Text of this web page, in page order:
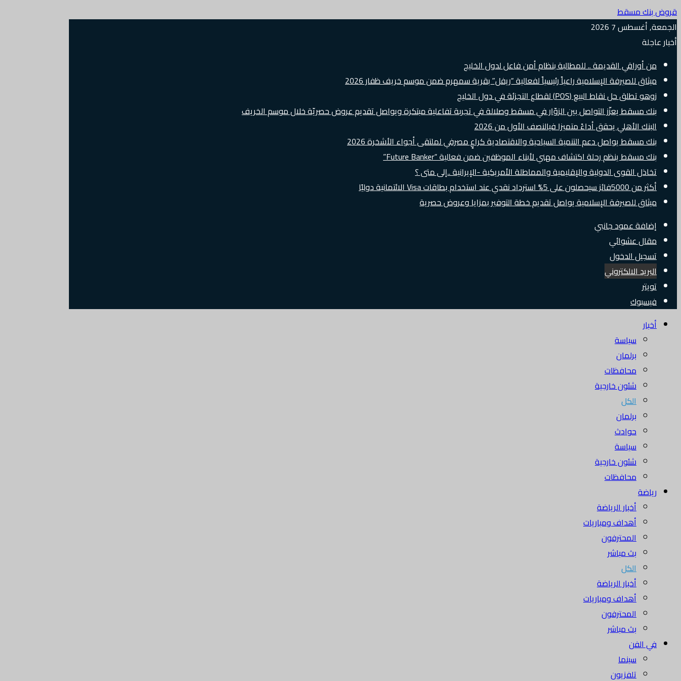
قروض بنك مسقط
الجمعة, أغسطس 7 2026
أخبار عاجلة
من أوراقي القديمة .. للمطالبة بنظام أمن فاعل لدول الخليج
ميثاق للصيرفة الإسلامية راعياً رئيسياً لفعالية “ريفل” بقرية سمهرم ضمن موسم خريف ظفار 2026
زوهو تطلق حل نقاط البيع (POS) لقطاع التجزئة في دول الخليج
بنك مسقط يعزّز التواصل بين الزوّار في مسقط وصلالة في تجربة تفاعلية مبتكرة ويواصل تقديم عروض حصريّة خلال موسم الخريف
البنك الأهلي يحقق أداءً متميزا فيالنصف الأول من 2026
بنك مسقط يواصل دعم التنمية السياحية والاقتصادية كراعٍ مصرفي لملتقى أجواء الأشخرة 2026
بنك مسقط ينظم رحلة اكتشاف مهني لأبناء الموظفين ضمن فعالية “Future Banker”
تخاذل القوى الدولية والإقليمية والمماطلة الأمريكية -الإيرانية ..إلى متى ؟
أكثر من 5000فائز سيحصلون على 5% استرداد نقدي عند استخدام بطاقات Visa الائتمانية دوليًا
ميثاق للصيرفة الإسلامية يواصل تقديم خطة التوفير بمزايا وعروض حصرية
إضافة عمود جانبي
مقال عشوائي
تسجيل الدخول
البريد الالكتروني
تويتر
فيسبوك
أخبار
سياسة
برلمان
محافظات
شئون خارجية
الكل
برلمان
حوادث
سياسة
شئون خارجية
محافظات
رياضة
أخبار الرياضة
أهداف ومباريات
المحترفون
بث مباشر
الكل
أخبار الرياضة
أهداف ومباريات
المحترفون
بث مباشر
في الفن
سينما
تلفزيون